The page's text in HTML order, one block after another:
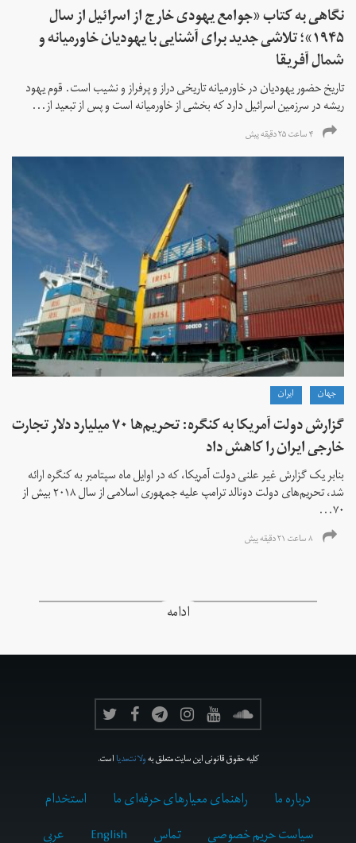
نگاهی به کتاب «جوامع یهودی خارج از اسرائیل از سال
۱۹۴۵»؛ تلاشی جدید برای آشنایی با یهودیان خاورمیانه و
شمال آفریقا
تاریخ حضور یهودیان در خاورمیانه تاریخی دراز و پرفراز و نشیب است. قوم یهود
ریشه در سرزمین اسرائیل دارد که بخشی از خاورمیانه است و پس از تبعید از...
۴ ساعت ۲۵ دقیقه پیش
جهان ايران
گزارش دولت آمریکا به کنگره: تحریم‌ها ۷۰ میلیارد دلار تجارت
خارجی ایران را کاهش داد
بنابر یک گزارش غیر علنی دولت آمریکا، که در اوایل ماه سپتامبر به کنگره ارائه
شد، تحریم‌های دولت دونالد ترامپ علیه جمهوری اسلامی از سال ۲۰۱۸ بیش از
۷۰...
۸ ساعت ۲۱ دقیقه پیش
ادامه
کلیه حقوق قانونی این سایت متعلق بهولانت‌مدیااست.
درباره ما راهنمای معیارهای حرفه‌ای ما
استخدام
سیاست حریم خصوصی
تماس English عربي